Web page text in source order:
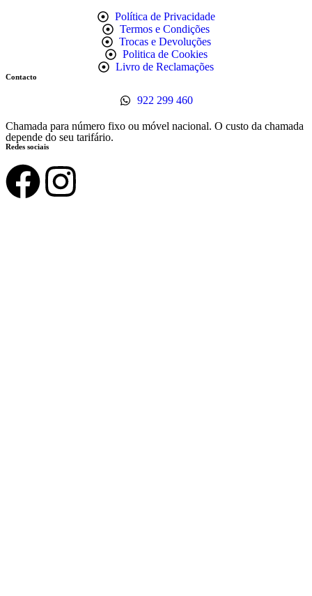
Política de Privacidade
Termos e Condições
Trocas e Devoluções
Politica de Cookies
Livro de Reclamações
Contacto
922 299 460
Chamada para número fixo ou móvel nacional. O custo da chamada
depende do seu tarifário.
Redes sociais